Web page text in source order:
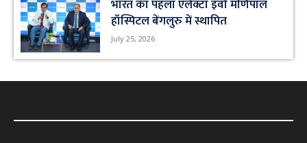
भारत का पहला एलेक्टा इवो मणिपाल
हॉस्पिटल बेंगलुरु में स्थापित
July 25, 2026